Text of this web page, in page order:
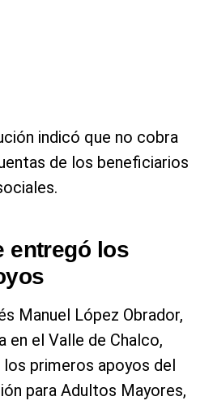
indicó que no cobra
de los beneficiarios
entregó los
Manuel López Obrador,
en el Valle de Chalco,
primeros apoyos del
para Adultos Mayores,